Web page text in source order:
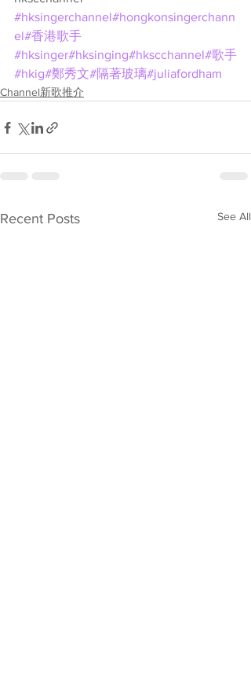
#hksingerchannel#hongkonsingerchann
el#香港歌手
#hksinger#hksinging#hkscchannel#歌手
#hkig#鄭秀文#隔著玻璃#juliafordham
Channel新歌推介
Recent Posts See All